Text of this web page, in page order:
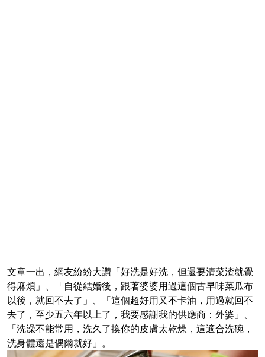
文章一出，網友紛紛大讚「好洗是好洗，但還要清菜渣就覺
得麻煩」、「自從結婚後，跟著婆婆用過這個古早味菜瓜布
以後，就回不去了」、「這個超好用又不卡油，用過就回不
去了，至少五六年以上了，我要感謝我的供應商：外婆」、
「洗澡不能常用，洗久了換你的皮膚太乾燥，這適合洗碗，
洗身體還是偶爾就好」。